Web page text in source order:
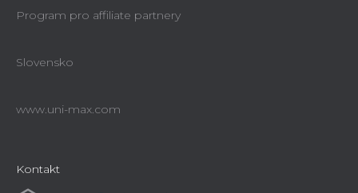
Program pro affiliate partnery
Slovensko
www.uni-max.com
Kontakt